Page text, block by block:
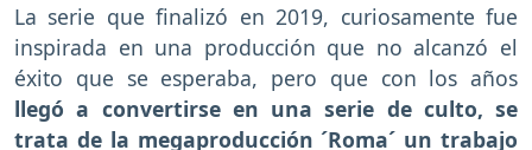
La serie que finalizó en 2019, curiosamente fue
inspirada en una producción que no alcanzó el
éxito que se esperaba, pero que con los años
llegó a convertirse en una serie de culto, se
trata de la megaproducción ´Roma´ un trabajo